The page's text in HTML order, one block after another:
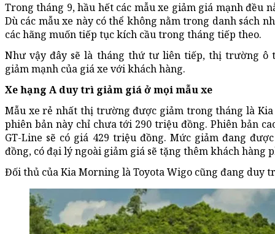
Trong tháng 9, hầu hết các mẫu xe giảm giá mạnh đều
Dù các mẫu xe này có thể không nằm trong danh sách
các hãng muốn tiếp tục kích cầu trong tháng tiếp theo.
Như vậy đây sẽ là tháng thứ tư liên tiếp, thị trường ô
giảm mạnh của giá xe với khách hàng.
Xe hạng A duy trì giảm giá ở mọi mẫu xe
Mẫu xe rẻ nhất thị trường được giảm trong tháng là
phiên bản này chỉ chưa tới 290 triệu đồng. Phiên bản
GT-Line sẽ có giá 429 triệu đồng. Mức giảm đang
đồng, có đại lý ngoài giảm giá sẽ tặng thêm khách hàng
Đối thủ của Kia Morning là Toyota Wigo cũng đang duy